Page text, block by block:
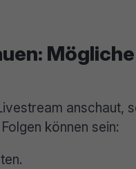
anschaut,
können sein: